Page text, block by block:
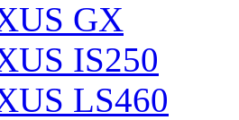
GX
IS250
LS460